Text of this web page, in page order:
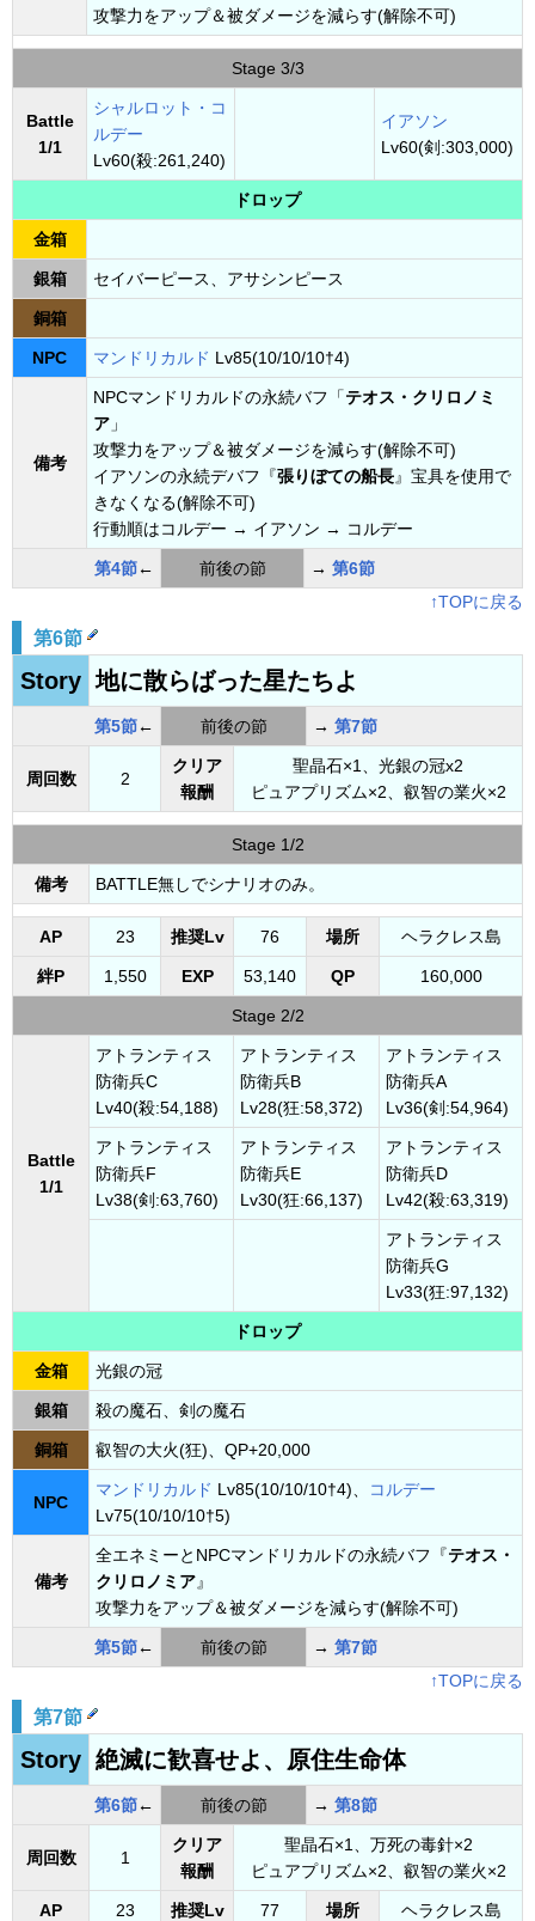
攻撃力をアップ＆被ダメージを減らす(解除不可)
Stage 3/3
Battle
1/1
シャルロット・コ
ルデー
Lv60(殺:261,240)
イアソン
Lv60(剣:303,000)
ドロップ
金箱
銀箱 セイバーピース、アサシンピース
銅箱
NPC マンドリカルド Lv85(10/10/10†4)
備考
NPCマンドリカルドの永続バフ「テオス・クリロノミ
ア 」
攻撃力をアップ＆被ダメージを減らす(解除不可)
イアソンの永続デバフ『張りぼての船長』宝具を使用で
きなくなる(解除不可)
行動順はコルデー → イアソン → コルデー
第4節← 前後の節 → 第6節
↑TOPに戻る
第6節
Story 地に散らばった星たちよ
第5節← 前後の節 → 第7節
周回数 2
クリア
報酬
聖晶石×1、光銀の冠x2
ピュアプリズム×2、叡智の業火×2
Stage 1/2
備考 BATTLE無しでシナリオのみ。
AP 23 推奨Lv 76 場所 ヘラクレス島
絆P 1,550 EXP 53,140 QP 160,000
Stage 2/2
Battle
1/1
アトランティス
防衛兵C
Lv40(殺:54,188)
アトランティス
防衛兵B
Lv28(狂:58,372)
アトランティス
防衛兵A
Lv36(剣:54,964)
アトランティス
防衛兵F
Lv38(剣:63,760)
アトランティス
防衛兵E
Lv30(狂:66,137)
アトランティス
防衛兵D
Lv42(殺:63,319)
アトランティス
防衛兵G
Lv33(狂:97,132)
ドロップ
金箱 光銀の冠
銀箱 殺の魔石、剣の魔石
銅箱 叡智の大火(狂)、QP+20,000
NPC
マンドリカルド Lv85(10/10/10†4)、
コルデー
Lv75(10/10/10†5)
備考
全エネミーとNPCマンドリカルドの永続バフ『テオス・
クリロノミア』
攻撃力をアップ＆被ダメージを減らす(解除不可)
第5節← 前後の節 → 第7節
↑TOPに戻る
第7節
Story 絶滅に歓喜せよ、原住生命体
第6節← 前後の節 → 第8節
周回数 1
クリア
報酬
聖晶石×1、万死の毒針×2
ピュアプリズム×2、叡智の業火×2
AP 23 推奨Lv 77 場所 ヘラクレス島